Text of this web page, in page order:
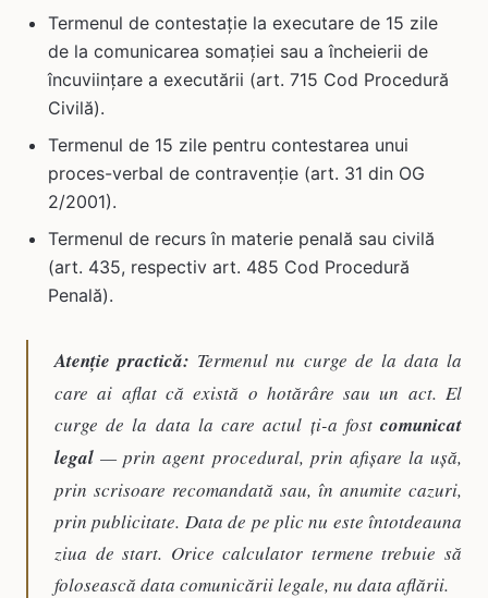
Termenul de contestație la executare de 15 zile
de la comunicarea somației sau a încheierii de
încuviințare a executării (art. 715 Cod Procedură
Civilă).
Termenul de 15 zile pentru contestarea unui
proces-verbal de contravenție (art. 31 din OG
2/2001).
Termenul de recurs în materie penală sau civilă
(art. 435, respectiv art. 485 Cod Procedură
Penală).
Atenție practică: Termenul nu curge de la data la
care ai aflatcă există o hotărâre sau un act. El
curge de la data la care actul ți-a fost comunicat
legal — prin agent procedural, prin afișare la ușă,
prin scrisoare recomandată sau, în anumite cazuri,
prin publicitate. Data de pe plic nu este întotdeauna
ziua de start. Orice calculator termene trebuie să
folosească data comunicării legale, nu data aflării.